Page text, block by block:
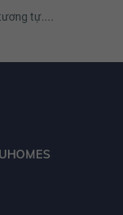
tự....